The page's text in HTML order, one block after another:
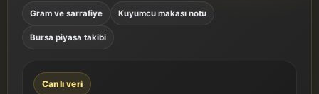
Gram ve sarrafiye Kuyumcu makası notu
Bursa piyasa takibi
Canlı veri